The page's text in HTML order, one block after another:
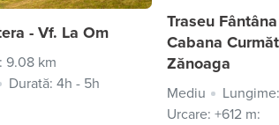
- Vf. La Om
9.08 km
Durată: 4h - 5h
Traseu
Cabana
Zănoaga
Mediu
Urcare: +612 m: